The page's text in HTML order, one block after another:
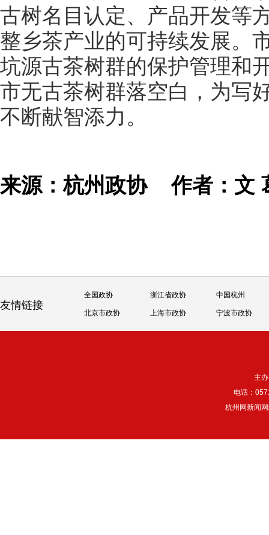
古树名目认定、产品开发等
整乡茶产业的可持续发展。
坑源古茶树群的保护管理和
市无古茶树群落空白，为写
不断献智添力。
来源：杭州政协作者：
友情链接
全国政协 浙江省政协 中国杭州
北京市政协 上海市政协 宁波市政协
主
电话：
杭州网新闻